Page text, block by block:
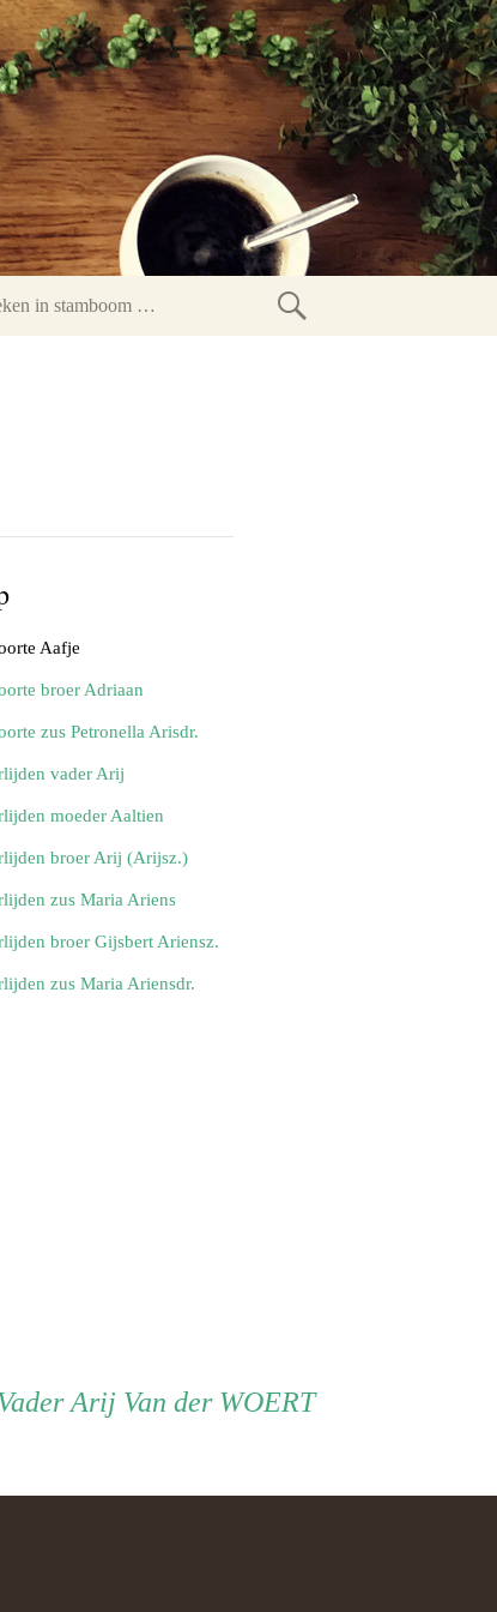
Zoeken
Aafje
broer Adriaan
zus Petronella Arisdr.
vader Arij
moeder Aaltien
broer Arij (Arijsz.)
zus Maria Ariens
broer Gijsbert Ariensz.
zus Maria Ariensdr.
Vader
Arij Van der WOERT